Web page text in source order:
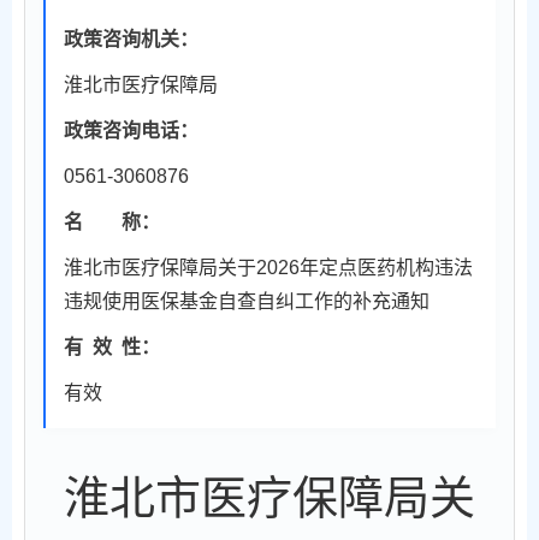
政策咨询机关：
淮北市医疗保障局
政策咨询电话：
0561-3060876
名 称：
淮北市医疗保障局关于2026年定点医药机构违法
违规使用医保基金自查自纠工作的补充通知
有 效 性：
有效
淮北市医疗保障局关